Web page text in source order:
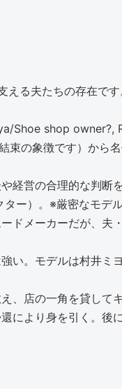
る夫たちの存在です
Shoe shop
の象徴です）から名
経営の合理的な判断
ー）。※厳密なモデ
ドメーカーだが、夫
い。モデルは村井ミヨ
、店の一角を貸して
により身を引く。後